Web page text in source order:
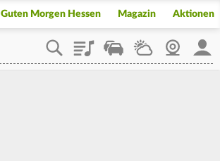
Guten Morgen Hessen Magazin Aktionen
PlaylistStaupilotWetterWebcam